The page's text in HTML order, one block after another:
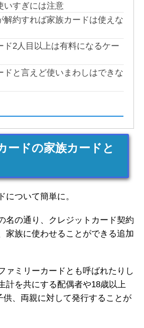
いすぎには注意
解約すれば家族カードは使えな
ド2人目以上は有料になるケー
ドと言えど使いまわしはできな
ードの家族カードと
について簡単に。
名の通り、クレジットカード契約
家族に使わせることができる追加
ァミリーカードとも呼ばれたりし
計を共にする配偶者や18歳以上
供、両親に対して発行することが